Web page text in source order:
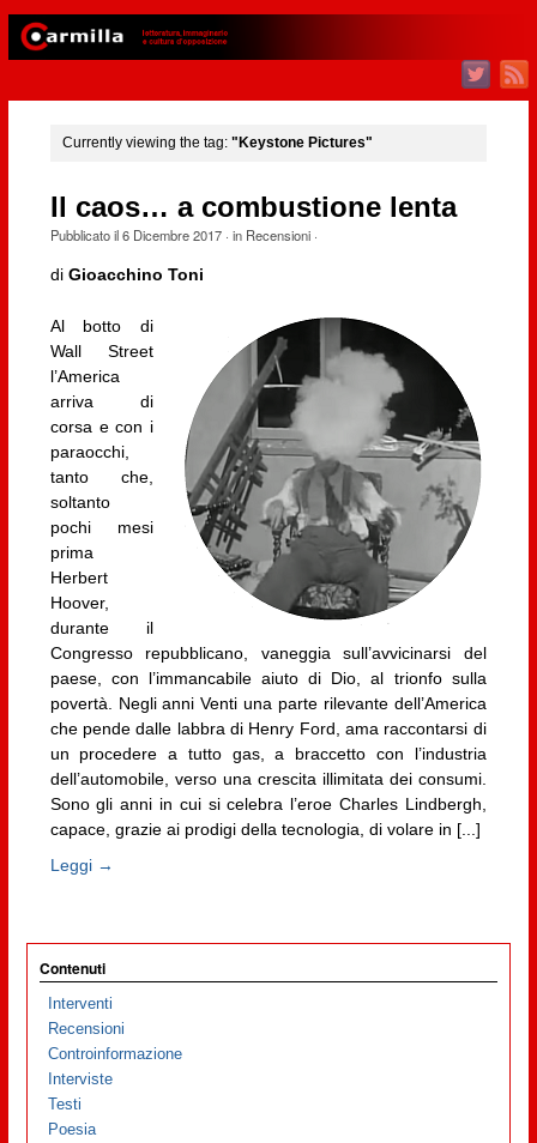
Currently viewing the tag: "Keystone Pictures"
Il caos… a combustione lenta
Pubblicato il6 Dicembre 2017· in Recensioni·
di Gioacchino Toni
Al botto di
Wall Street
l’America
arriva di
corsa e con i
paraocchi,
tanto che,
soltanto
pochi mesi
prima
Herbert
Hoover,
durante il
Congresso repubblicano, vaneggia sull’avvicinarsi del
paese, con l’immancabile aiuto di Dio, al trionfo sulla
povertà. Negli anni Venti una parte rilevante dell’America
che pende dalle labbra di Henry Ford, ama raccontarsi di
un procedere a tutto gas, a braccetto con l’industria
dell’automobile, verso una crescita illimitata dei consumi.
Sono gli anni in cui si celebra l’eroe Charles Lindbergh,
capace, grazie ai prodigi della tecnologia, di volare in [...]
Leggi →
Contenuti
Interventi
Recensioni
Controinformazione
Interviste
Testi
Poesia